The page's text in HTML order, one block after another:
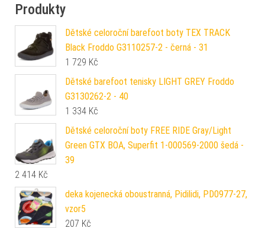
Produkty
Dětské celoroční barefoot boty TEX TRACK
Black Froddo G3110257-2 - černá - 31
1 729 Kč
Dětské barefoot tenisky LIGHT GREY Froddo
G3130262-2 - 40
1 334 Kč
Dětské celoroční boty FREE RIDE Gray/Light
Green GTX BOA, Superfit 1-000569-2000 šedá -
39
2 414 Kč
deka kojenecká oboustranná, Pidilidi, PD0977-27,
vzor5
207 Kč